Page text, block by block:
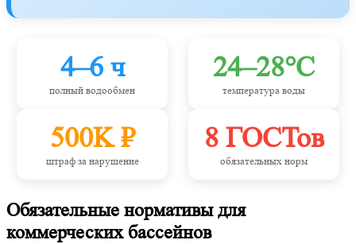
4–6 ч
полный водообмен
24–28°C
температура воды
500K ₽
штраф за нарушение
8 ГОСТов
обязательных норм
Обязательные нормативы для
коммерческих бассейнов